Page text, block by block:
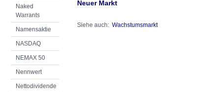
Naked
Warrants
Namensaktie
NASDAQ
NEMAX 50
Nennwert
Nettodividende
Neuer Markt
Siehe auch: Wachstumsmarkt